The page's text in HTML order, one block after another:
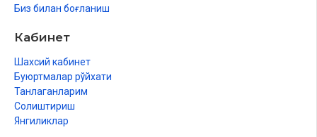
Биз билан боғланиш
Кабинет
Шахсий кабинет
Буюртмалар рўйхати
Танлаганларим
Солиштириш
Янгиликлар